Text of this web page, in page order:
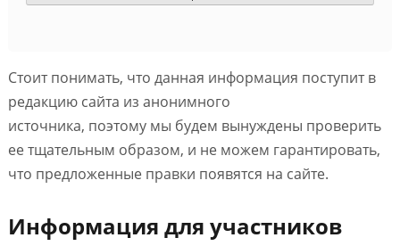
Стоит понимать, что данная информация поступит в
редакцию сайта из анонимного
источника, поэтому мы будем вынуждены проверить
ее тщательным образом, и не можем гарантировать,
что предложенные правки появятся на сайте.
Информация для участников